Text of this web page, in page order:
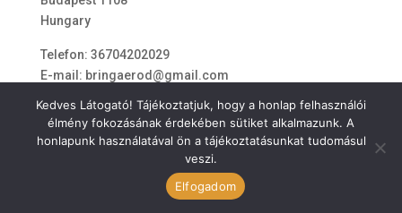
Hungary
Telefon: 36704202029
E-mail: bringaerod@gmail.com
ÁSZF
Kedves Látogató! Tájékoztatjuk, hogy a honlap felhasználói
élmény fokozásának érdekében sütiket alkalmazunk. A
honlapunk használatával ön a tájékoztatásunkat tudomásul
veszi.
Elfogadom